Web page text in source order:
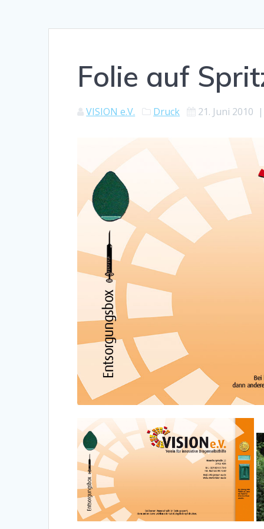
Folie auf
VISION e.V. Druck 21. Juni 2010